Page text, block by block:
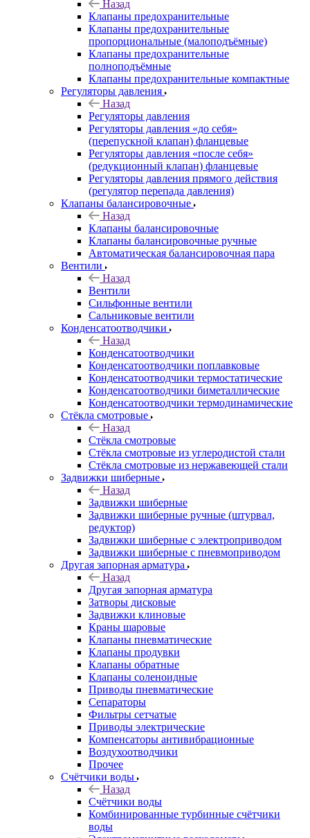
Назад
Клапаны предохранительные
Клапаны предохранительные
пропорциональные (малоподъёмные)
Клапаны предохранительные
полноподъёмные
Клапаны предохранительные компактные
Регуляторы давления
Назад
Регуляторы давления
Регуляторы давления «до себя»
(перепускной клапан) фланцевые
Регуляторы давления «после себя»
(редукционный клапан) фланцевые
Регуляторы давления прямого действия
(регулятор перепада давления)
Клапаны балансировочные
Назад
Клапаны балансировочные
Клапаны балансировочные ручные
Автоматическая балансировочная пара
Вентили
Назад
Вентили
Сильфонные вентили
Сальниковые вентили
Конденсатоотводчики
Назад
Конденсатоотводчики
Конденсатоотводчики поплавковые
Конденсатоотводчики термостатические
Конденсатоотводчики биметаллические
Конденсатоотводчики термодинамические
Стёкла смотровые
Назад
Стёкла смотровые
Стёкла смотровые из углеродистой стали
Стёкла смотровые из нержавеющей стали
Задвижки шиберные
Назад
Задвижки шиберные
Задвижки шиберные ручные (штурвал,
редуктор)
Задвижки шиберные с электроприводом
Задвижки шиберные с пневмоприводом
Другая запорная арматура
Назад
Другая запорная арматура
Затворы дисковые
Задвижки клиновые
Краны шаровые
Клапаны пневматические
Клапаны продувки
Клапаны обратные
Клапаны соленоидные
Приводы пневматические
Сепараторы
Фильтры сетчатые
Приводы электрические
Компенсаторы антивибрационные
Воздухоотводчики
Прочее
Счётчики воды
Назад
Счётчики воды
Комбинированные турбинные счётчики
воды